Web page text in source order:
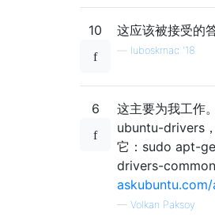
10 这应该被接受的
luboskrnac '18
6
这主要为我工作
ubuntu-drivers
它：sudo apt-
drivers-common
— Volkan Paksoy